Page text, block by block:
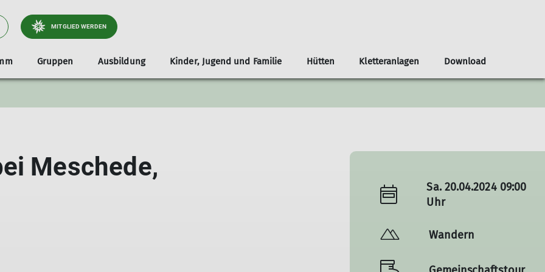
MITGLIED WERDEN
Ansprechpartner Porträts Berichte Sektionsheft Ehrenamtbörse
Gruppen
MTB Wandern Sektionssport Wintersport
Ausbildung
Erfahrungsberichte
Kinder, Jugend und Familie
Die Gruppen unserer Jugend Deine Ansprechpartner
Hütten
Dortmunder Haus
Kletteranlagen
Kletterturm
Download
Meschede,
Sa. 20.04.2024 09:00
Uhr
Wandern